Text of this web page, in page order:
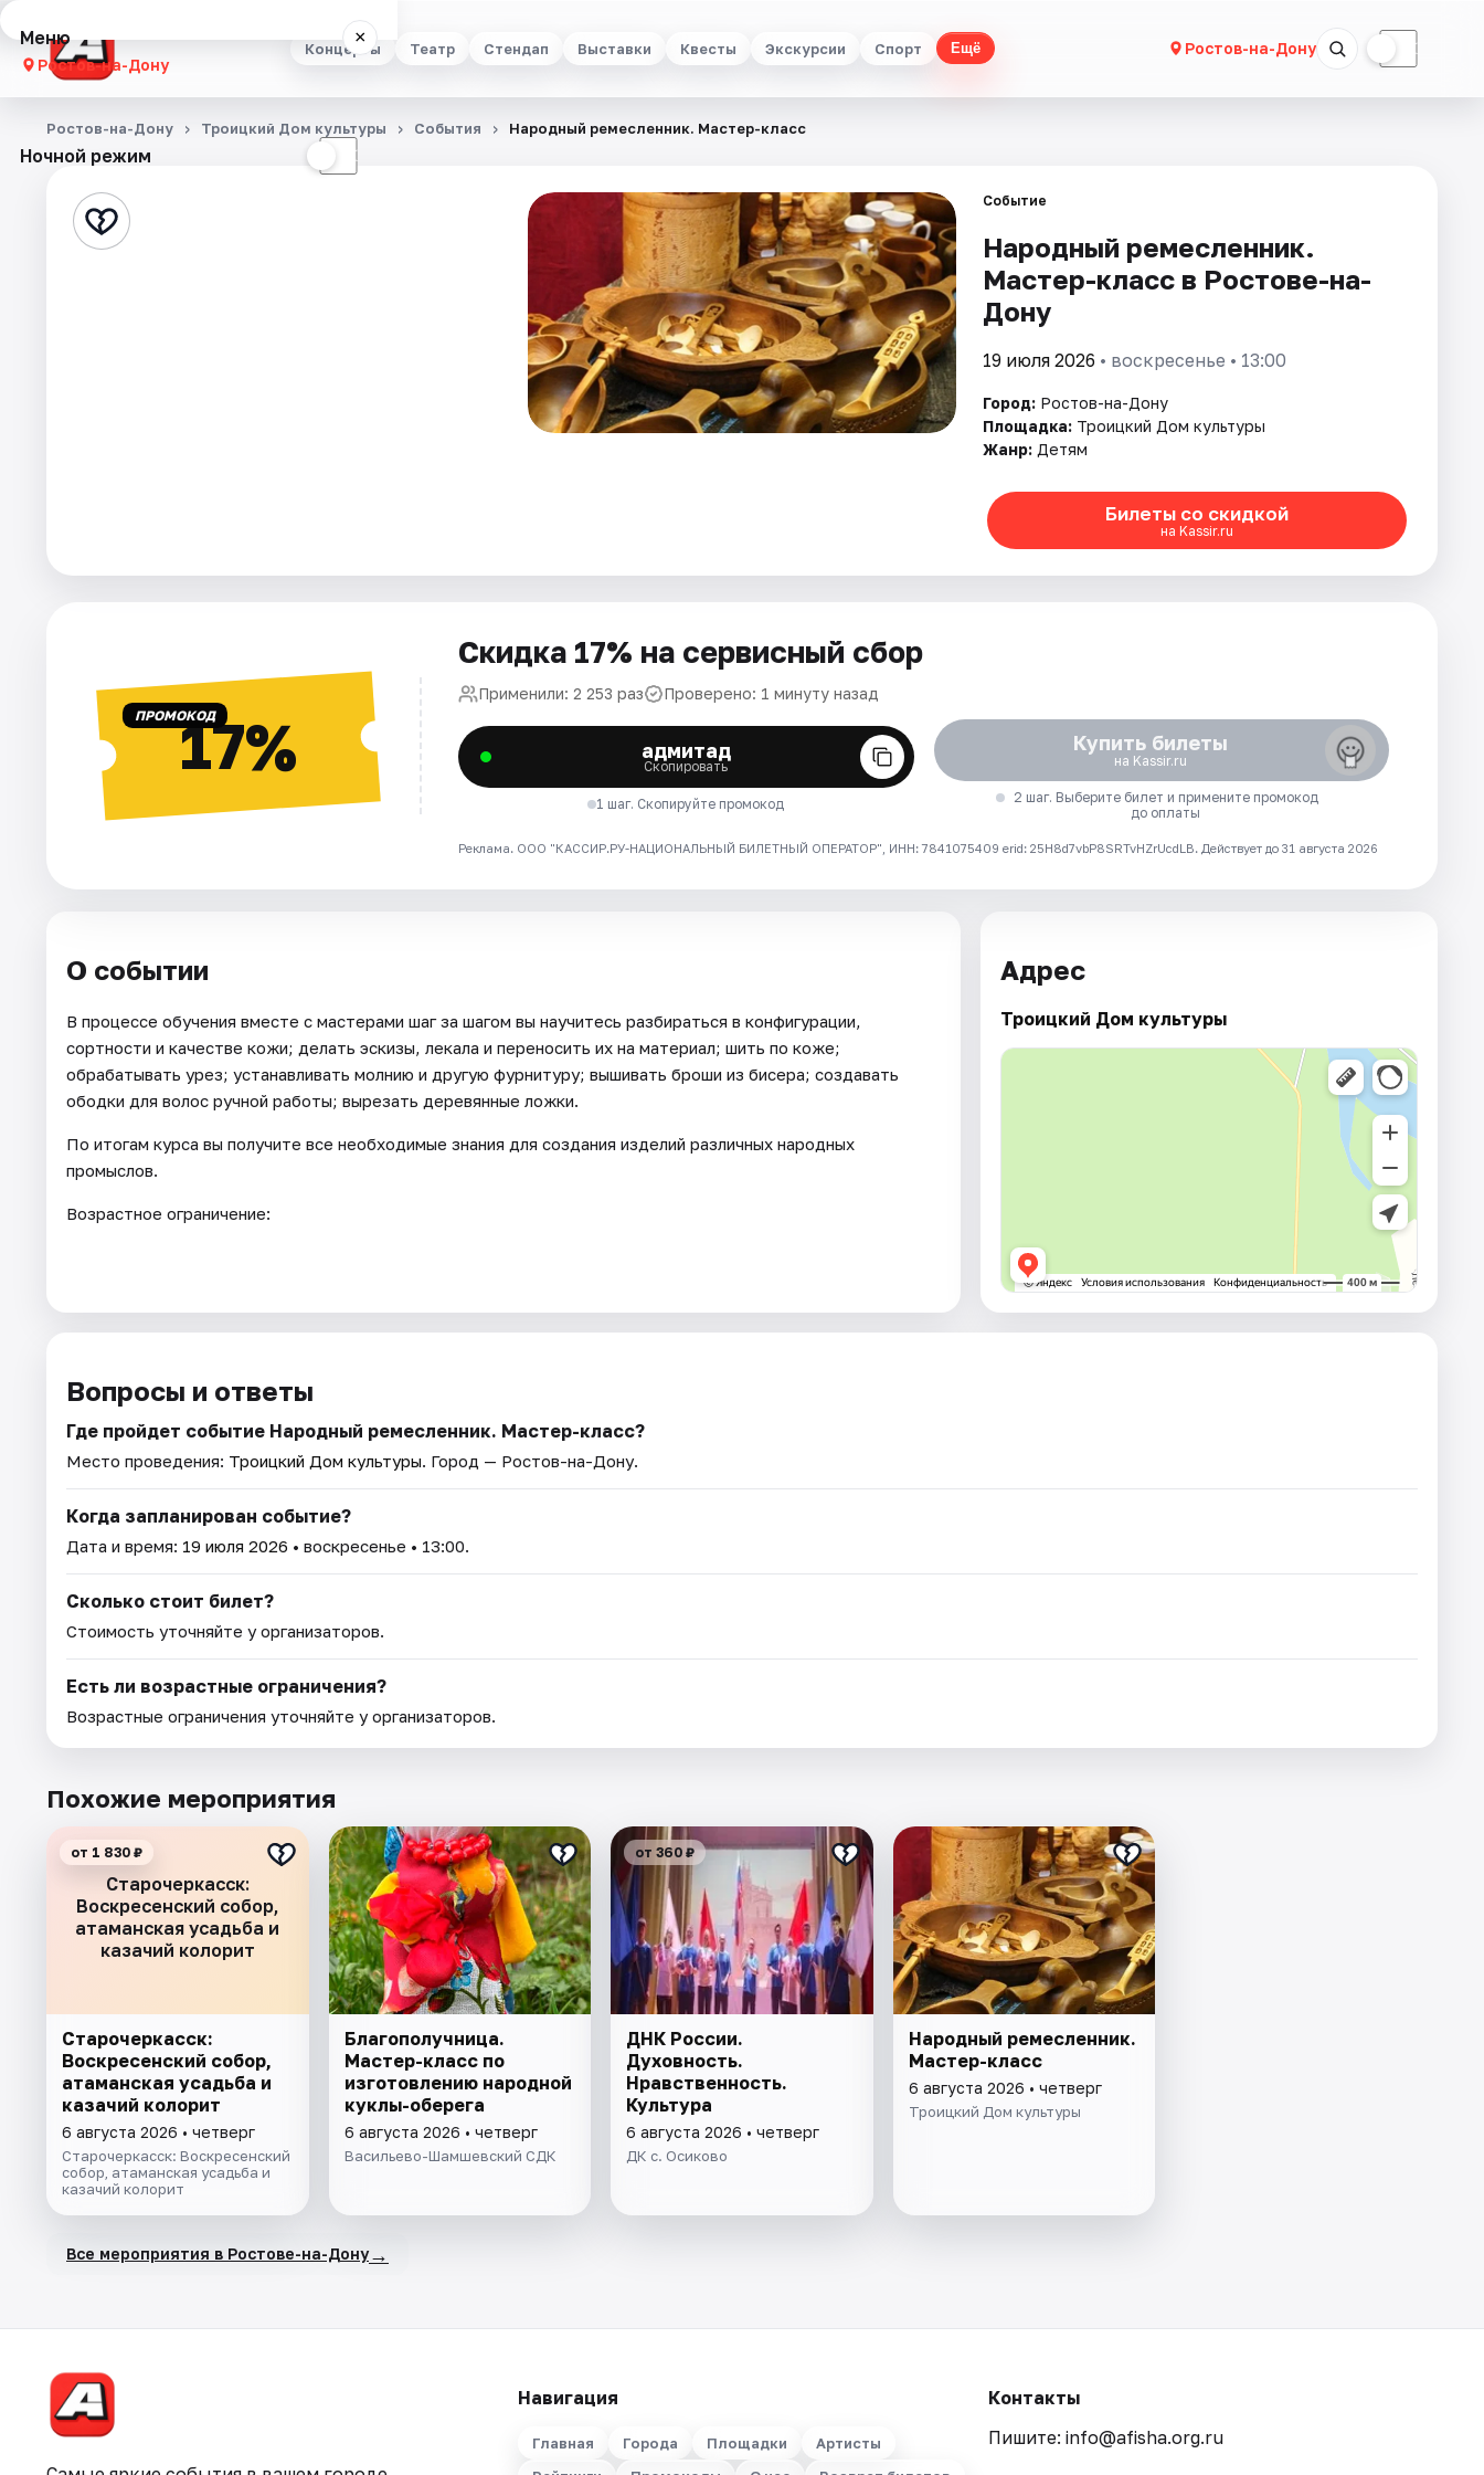
Концерты Театр Стендап Выставки Квесты Экскурсии Спорт Ещё Ростов-на-Дону ☾
Меню ×
Ростов-на-Дону
Концерты
Стендап
Рейтинги
Ночной режим ☾
Ростов-на-Дону Троицкий Дом культуры События Народный ремесленник. Мастер-класс
Событие
Народный ремесленник.
Мастер-класс в Ростове-на-
Дону
19 июля 2026 • воскресенье • 13:00
Город: Ростов-на-Дону
Площадка: Троицкий Дом культуры
Жанр: Детям
Билеты со скидкой
на Kassir.ru
ПРОМОКОД17%
Скидка 17% на сервисный сбор
Применили: 2 253 раз Проверено: 1 минуту назад
адмитад
Скопировать
1 шаг. Скопируйте промокод
Купить билеты
на Kassir.ru
2 шаг. Выберите билет и примените промокод
до оплаты
Реклама. ООО "КАССИР.РУ-НАЦИОНАЛЬНЫЙ БИЛЕТНЫЙ ОПЕРАТОР", ИНН: 7841075409 erid: 25H8d7vbP8SRTvHZrUcdLB. Действует до 31 августа 2026
О событии
В процессе обучения вместе с мастерами шаг за шагом вы научитесь разбираться в конфигурации,
сортности и качестве кожи; делать эскизы, лекала и переносить их на материал; шить по коже;
обрабатывать урез; устанавливать молнию и другую фурнитуру; вышивать броши из бисера; создавать
ободки для волос ручной работы; вырезать деревянные ложки.
По итогам курса вы получите все необходимые знания для создания изделий различных народных
промыслов.
Возрастное ограничение:
Адрес
Троицкий Дом культуры
Вопросы и ответы
Где пройдет событие Народный ремесленник. Мастер-класс?
Место проведения: Троицкий Дом культуры. Город — Ростов-на-Дону.
Когда запланирован событие?
Дата и время: 19 июля 2026 • воскресенье • 13:00.
Сколько стоит билет?
Стоимость уточняйте у организаторов.
Есть ли возрастные ограничения?
Возрастные ограничения уточняйте у организаторов.
Похожие мероприятия
Старочеркасск:
Воскресенский собор,
атаманская усадьба и
казачий колорит
от 1 830 ₽
Старочеркасск:
Воскресенский собор,
атаманская усадьба и
казачий колорит
6 августа 2026 • четверг
Старочеркасск: Воскресенский
собор, атаманская усадьба и
казачий колорит
Благополучница.
Мастер-класс по
изготовлению народной
куклы-оберега
6 августа 2026 • четверг
Васильево-Шамшевский СДК
от 360 ₽
ДНК России.
Духовность.
Нравственность.
Культура
6 августа 2026 • четверг
ДК с. Осиково
Народный ремесленник.
Мастер-класс
6 августа 2026 • четверг
Троицкий Дом культуры
Все мероприятия в Ростове-на-Дону→
Навигация
Главная Города Площадки
Артисты
Контакты
Пишите: info@afisha.org.ru